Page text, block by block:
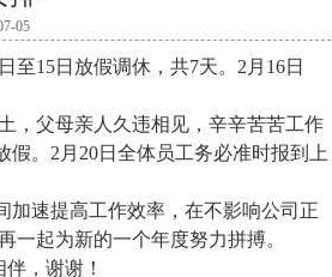
05
15日放假调休，共7天。2月16日
父母亲人久违相见，辛辛苦苦工作
假。2月20日全体员工务必准时报到上
速提高工作效率，在不影响公司正
一起为新的一个年度努力拼搏。
，谢谢！